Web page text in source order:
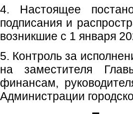
4. Настоящее
подписания и
возникшие с 1 января
5. Контроль за
на заместителя
финансам,
Администрации